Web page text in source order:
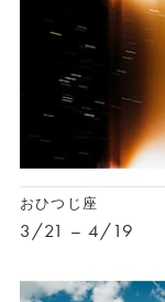
おひつじ座
3/21 – 4/19